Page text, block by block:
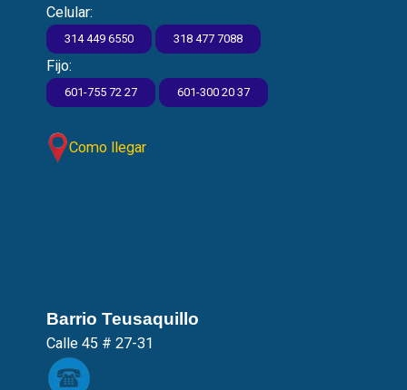
Celular:
314 449 6550 318 477 7088
Fijo:
601-755 72 27 601-300 20 37
Como llegar
Barrio Teusaquillo
Calle 45 # 27-31